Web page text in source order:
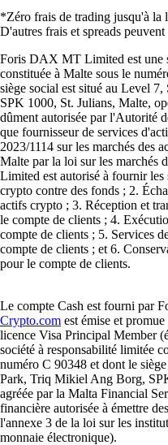
*Zéro frais de trading jusqu'à
D'autres frais et spreads
Foris DAX MT Limited est une
constituée à Malte sous le
siège social est situé au Level
SPK 1000, St. Julians, Malte,
dûment autorisée par l'Autorité
que fournisseur de services
2023/1114 sur les marchés des
Malte par la loi sur les
Limited est autorisé à fournir
crypto contre des fonds ; 2.
actifs crypto ; 3. Réception et
le compte de clients ; 4.
compte de clients ; 5. Services
compte de clients ; et 6.
pour le compte de clients.
Le compte Cash est fourni par
Crypto.com est émise et
licence Visa Principal Member
société à responsabilité limitée
numéro C 90348 et dont le
Park, Triq Mikiel Ang Borg,
agréée par la Malta Financial
financière autorisée à émettre
l'annexe 3 de la loi sur les
monnaie électronique).